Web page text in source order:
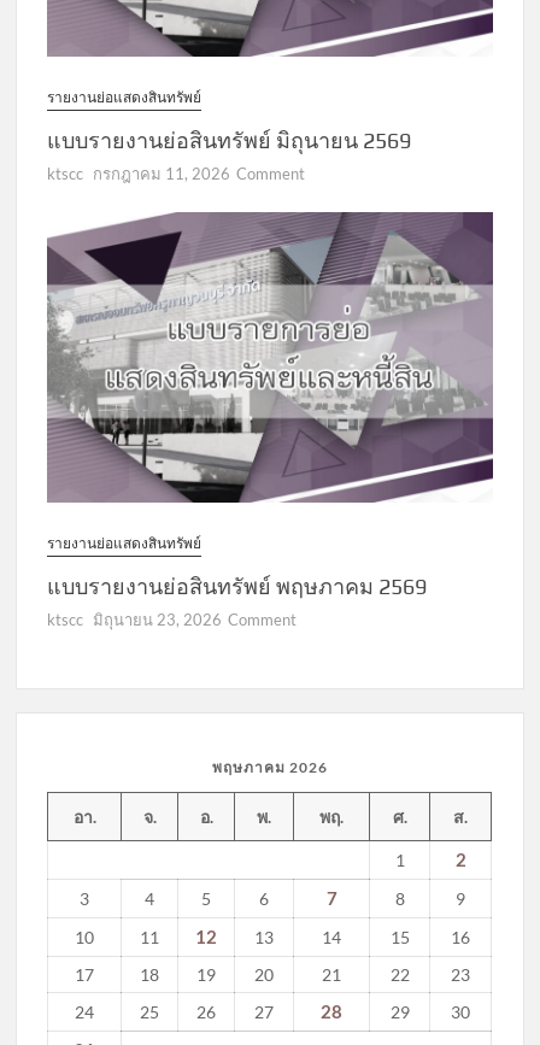
รายงานย่อแสดงสินทรัพย์
แบบรายงานย่อสินทรัพย์ มิถุนายน 2569
ktscc กรกฎาคม 11, 2026 Commenton
รายงาน
สินทรัพย์
มิถุนายน
2569
รายงานย่อแสดงสินทรัพย์
แบบรายงานย่อสินทรัพย์ พฤษภาคม 2569
ktscc มิถุนายน 23, 2026 Commenton
2569
พฤษภาคม 2026
อา. จ. อ. พ. พฤ. ศ. ส.
1 2
3 4 5 6 7 8
9
10
11 12 13 14 15
16
17
18 19 20 21 22
23
24
25 26 27 28 29 30